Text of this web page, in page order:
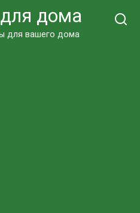
дома
для вашего дома